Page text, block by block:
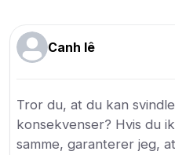
Canh lê
Tror du, at du kan
konsekvenser? Hvis du
samme, garanterer jeg,